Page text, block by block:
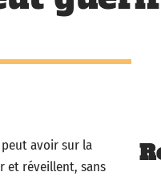
peut avoir sur la
et réveillent, sans